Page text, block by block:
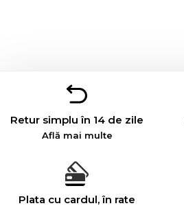
Retur simplu în 14 de zile
Află mai multe
Plata cu cardul, în rate